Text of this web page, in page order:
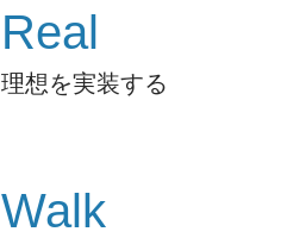
Real
理想を実装する
Walk